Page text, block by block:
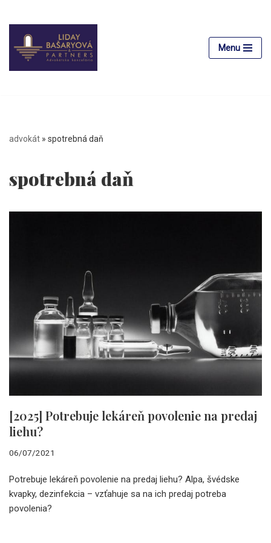
Preskočiť
na
obsah
Menu
advokát » spotrebná daň
spotrebná daň
[2025] Potrebuje lekáreň povolenie na predaj
liehu?
06/07/2021
Potrebuje lekáreň povolenie na predaj liehu? Alpa, švédske
kvapky, dezinfekcia – vzťahuje sa na ich predaj potreba
povolenia?